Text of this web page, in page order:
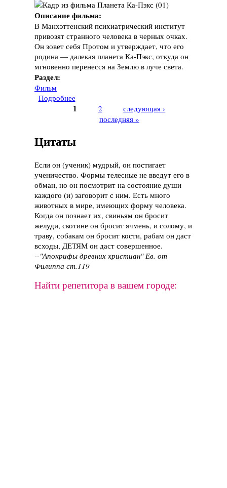
Описание фильма:
В Манхэттенский психиатрический институт
привозят странного человека в черных очках.
Он зовет себя Протом и утверждает, что его
родина — далекая планета Ка-Пэкс, откуда он
мгновенно перенесся на Землю в луче света.
Раздел:
Фильм
Подробнее
1 2
следующая ›
последняя »
Цитаты
Если он (ученик) мудрый, он постигает
ученичество. Формы телесные не введут его в
обман, но он посмотрит на состояние души
каждого (и) заговорит с ним. Есть много
животных в мире, имеющих форму человека.
Когда он познает их, свиньям он бросит
желуди, скотине он бросит ячмень, и солому, и
траву, собакам он бросит кости, рабам он даст
всходы, ДЕТЯМ он даст совершенное.
--"Апокрифы древних христиан" Ев. от
Филиппа ст.119
Найти репетитора в вашем городе: